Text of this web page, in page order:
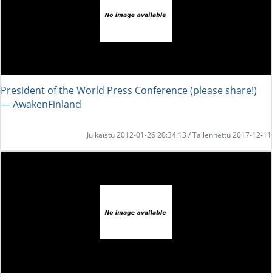
President of the World Press Conference (please share!)
― AwakenFinland
Julkaistu 2012-01-26 20:34:13 / Tallennettu 2017-12-11